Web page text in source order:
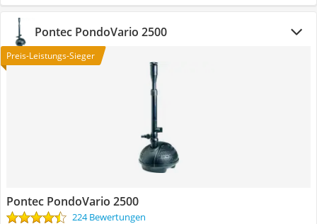
Pontec PondoVario 2500
Preis-Leistungs-Sieger
Pontec PondoVario 2500
224 Bewertungen